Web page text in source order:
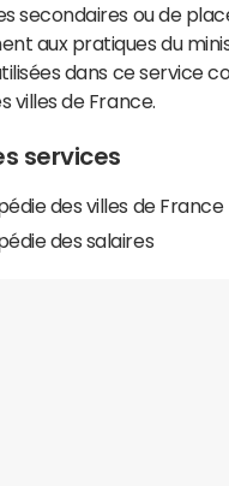
secondaires ou de
aux pratiques du
dans ce service
villes de France.
services
des villes de France
des salaires